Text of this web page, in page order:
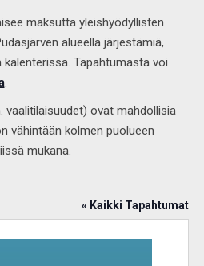
maksutta yleishyödyllisten
alueella järjestämiä,
Tapahtumasta voi
.
ovat mahdollisia
vähintään kolmen puolueen
mukana.
« Kaikki Tapahtumat